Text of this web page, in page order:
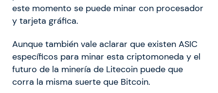
este momento se puede minar con procesador
y tarjeta gráfica.
Aunque también vale aclarar que existen ASIC
específicos para minar esta criptomoneda y el
futuro de la minería de Litecoin puede que
corra la misma suerte que Bitcoin.